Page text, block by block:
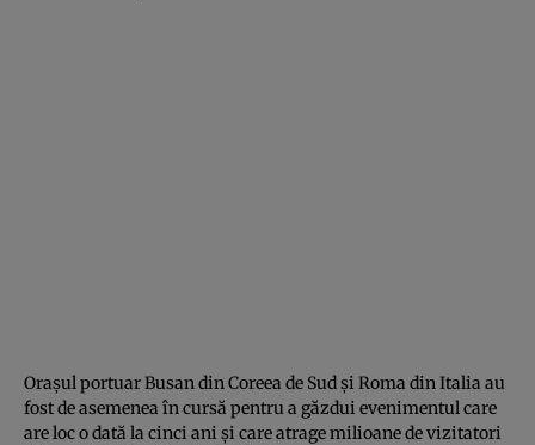
Orașul portuar Busan din Coreea de Sud și Roma din Italia au
fost de asemenea în cursă pentru a găzdui evenimentul care
are loc o dată la cinci ani și care atrage milioane de vizitatori